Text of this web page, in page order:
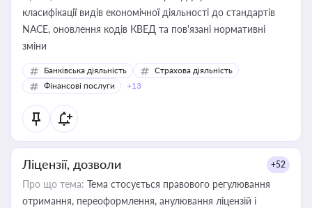
класифікації видів економічної діяльності до стандартів
NACE, оновлення кодів КВЕД та пов'язані нормативні
зміни
Банківська діяльність
Страхова діяльність
Фінансові послуги
+13
Ліцензії, дозволи +52
Про що тема: Тема стосується правового регулювання
отримання, переоформлення, анулювання ліцензій і